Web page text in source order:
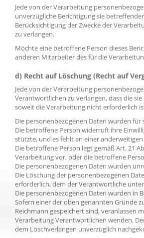
Jede von der Verarbeitung
unverzügliche Berichtigung sie
Berücksichtigung der Zwecke der
zu verlangen.
Möchte eine betroffene Person dieses
anderen Mitarbeiter des für die
d) Recht auf Löschung (Recht auf
Jede von der Verarbeitung
Verantwortlichen zu verlangen, dass die
soweit die Verarbeitung nicht erforderlich
Die personenbezogenen Daten wurden
Die betroffene Person widerruft ihre
stützte, und es fehlt an einer
Die betroffene Person legt gemäß Art. 21
Verarbeitung vor, oder die betroffene
Die personenbezogenen Daten wurden
Die Löschung der personenbezogenen
erforderlich, dem der Verantwortliche
Die personenbezogenen Daten wurden in
Sofern einer der oben genannten Gründe
Reichmann gespeichert sind, veranlassen
Verarbeitung Verantwortlichen wenden.
dem Löschverlangen unverzüglich